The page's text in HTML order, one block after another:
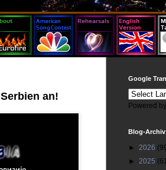
an!
Google
Powered by
Blog-Archiv
► 2026
► 2025